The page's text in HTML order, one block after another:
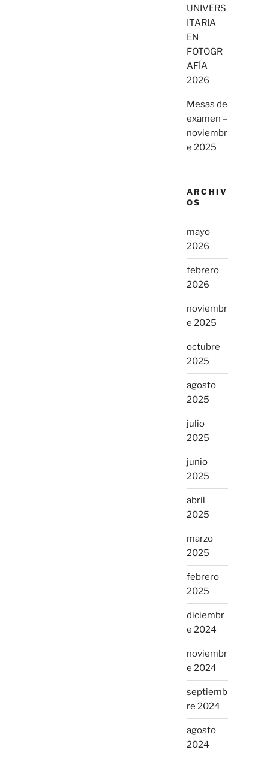
UNIVERS
ITARIA
EN
FOTOGR
AFÍA
2026
Mesas de
examen –
noviembr
e 2025
ARCHIV
OS
mayo
2026
febrero
2026
noviembr
e 2025
octubre
2025
agosto
2025
julio
2025
junio
2025
abril
2025
marzo
2025
febrero
2025
diciembr
e 2024
noviembr
e 2024
septiemb
re 2024
agosto
2024